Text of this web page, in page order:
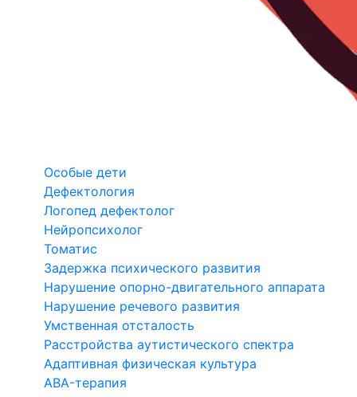
Особые дети
Дефектология
Логопед дефектолог
Нейропсихолог
Томатис
Задержка психического развития
Нарушение опорно-двигательного аппарата
Нарушение речевого развития
Умственная отсталость
Расстройства аутистического спектра
Адаптивная физическая культура
ABA-терапия